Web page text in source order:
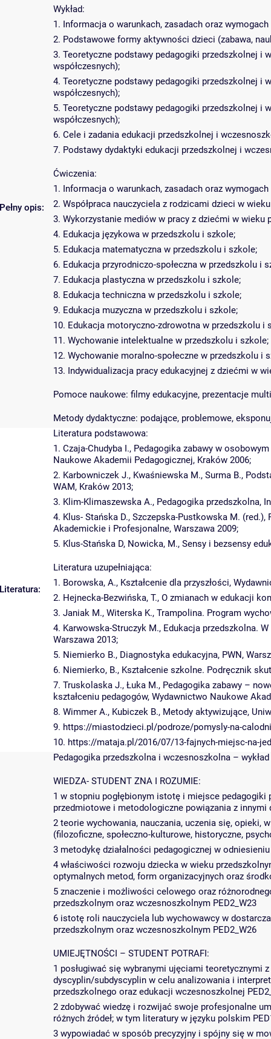
Pełny opis:
Wykład:
1. Informacja o warunkach, zasadach oraz
2. Podstawowe formy aktywności dzieci (zabawa,
3. Teoretyczne podstawy pedagogiki przedszkolnej
współczesnych);
4. Teoretyczne podstawy pedagogiki przedszkolnej
współczesnych);
5. Teoretyczne podstawy pedagogiki przedszkolnej i
współczesnych);
6. Cele i zadania edukacji przedszkolnej i
7. Podstawy dydaktyki edukacji przedszkolnej i
Ćwiczenia:
1. Informacja o warunkach, zasadach oraz
2. Współpraca nauczyciela z rodzicami dzieci w
3. Wykorzystanie mediów w pracy z dziećmi w wieku
4. Edukacja językowa w przedszkolu i szkole;
5. Edukacja matematyczna w przedszkolu i szkole;
6. Edukacja przyrodniczo-społeczna w przedszkolu i
7. Edukacja plastyczna w przedszkolu i szkole;
8. Edukacja techniczna w przedszkolu i szkole;
9. Edukacja muzyczna w przedszkolu i szkole;
10. Edukacja motoryczno-zdrowotna w przedszkolu i
11. Wychowanie intelektualne w przedszkolu i szkole;
12. Wychowanie moralno-społeczne w przedszkolu i
13. Indywidualizacja pracy edukacyjnej z dziećmi w
Pomoce naukowe: filmy edukacyjne, prezentacje
Metody dydaktyczne: podające, problemowe,
Literatura:
Literatura podstawowa:
1. Czaja-Chudyba I., Pedagogika zabawy w
Naukowe Akademii Pedagogicznej, Kraków 2006;
2. Karbowniczek J., Kwaśniewska M., Surma B.,
WAM, Kraków 2013;
3. Klim-Klimaszewska A., Pedagogika przedszkolna,
4. Klus- Stańska D., Szczepska-Pustkowska M.
Akademickie i Profesjonalne, Warszawa 2009;
5. Klus-Stańska D, Nowicka, M., Sensy i bezsensy
Literatura uzupełniająca:
1. Borowska, A., Kształcenie dla przyszłości,
2. Hejnecka-Bezwińska, T., O zmianach w edukacji
3. Janiak M., Witerska K., Trampolina. Program
4. Karwowska-Struczyk M., Edukacja przedszkolna.
Warszawa 2013;
5. Niemierko B., Diagnostyka edukacyjna, PWN,
6. Niemierko, B., Kształcenie szkolne. Podręcznik
7. Truskolaska J., Łuka M., Pedagogika zabawy –
kształceniu pedagogów, Wydawnictwo Naukowe
8. Wimmer A., Kubiczek B., Metody aktywizujące,
9. https://miastodzieci.pl/podroze/pomysly-na-
10. https://mataja.pl/2016/07/13-fajnych-miejsc-na-
Pedagogika przedszkolna i wczesnoszkolna – wykład
WIEDZA- STUDENT ZNA I ROZUMIE:
1 w stopniu pogłębionym istotę i miejsce
przedmiotowe i metodologiczne powiązania z innymi
2 teorie wychowania, nauczania, uczenia się, opieki,
(filozoficzne, społeczno-kulturowe, historyczne,
3 metodykę działalności pedagogicznej w
4 właściwości rozwoju dziecka w wieku
optymalnych metod, form organizacyjnych oraz
5 znaczenie i możliwości celowego oraz
przedszkolnym oraz wczesnoszkolnym PED2_W23
6 istotę roli nauczyciela lub wychowawcy w
przedszkolnym oraz wczesnoszkolnym PED2_W26
UMIEJĘTNOŚCI – STUDENT POTRAFI:
1 posługiwać się wybranymi ujęciami teoretycznymi
dyscyplin/subdyscyplin w celu analizowania i
przedszkolnego oraz edukacji wczesnoszkolnej
2 zdobywać wiedzę i rozwijać swoje profesjonalne
różnych źródeł; w tym literatury w języku polskim
3 wypowiadać w sposób precyzyjny i spójny się w